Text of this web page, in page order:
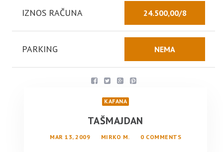
IZNOS RAČUNA 24.500,00/8
PARKING NEMA
KAFANA
TAŠMAJDAN
MAR 13, 2009 MIRKO M. 0 COMMENTS